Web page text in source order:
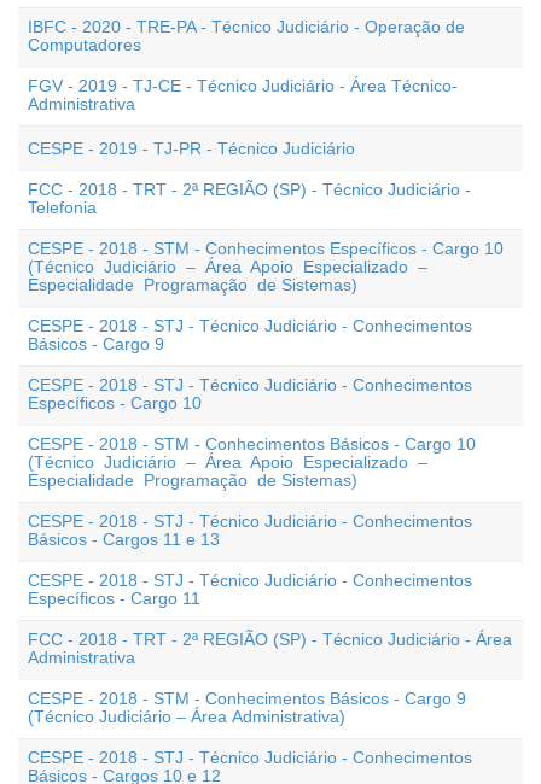
IBFC - 2020 - TRE-PA - Técnico Judiciário - Operação de
Computadores
FGV - 2019 - TJ-CE - Técnico Judiciário - Área Técnico-
Administrativa
CESPE - 2019 - TJ-PR - Técnico Judiciário
FCC - 2018 - TRT - 2ª REGIÃO (SP) - Técnico Judiciário -
Telefonia
CESPE - 2018 - STM - Conhecimentos Específicos - Cargo 10
(Técnico Judiciário – Área Apoio Especializado –
Especialidade Programação de Sistemas)
CESPE - 2018 - STJ - Técnico Judiciário - Conhecimentos
Básicos - Cargo 9
CESPE - 2018 - STJ - Técnico Judiciário - Conhecimentos
Específicos - Cargo 10
CESPE - 2018 - STM - Conhecimentos Básicos - Cargo 10
(Técnico Judiciário – Área Apoio Especializado –
Especialidade Programação de Sistemas)
CESPE - 2018 - STJ - Técnico Judiciário - Conhecimentos
Básicos - Cargos 11 e 13
CESPE - 2018 - STJ - Técnico Judiciário - Conhecimentos
Específicos - Cargo 11
FCC - 2018 - TRT - 2ª REGIÃO (SP) - Técnico Judiciário - Área
Administrativa
CESPE - 2018 - STM - Conhecimentos Básicos - Cargo 9
(Técnico Judiciário – Área Administrativa)
CESPE - 2018 - STJ - Técnico Judiciário - Conhecimentos
Básicos - Cargos 10 e 12